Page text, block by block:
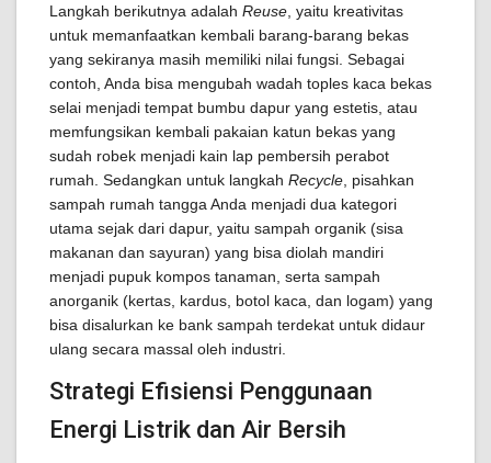
Langkah berikutnya adalah Reuse , yaitu kreativitas
untuk memanfaatkan kembali barang-barang bekas
yang sekiranya masih memiliki nilai fungsi. Sebagai
contoh, Anda bisa mengubah wadah toples kaca bekas
selai menjadi tempat bumbu dapur yang estetis, atau
memfungsikan kembali pakaian katun bekas yang
sudah robek menjadi kain lap pembersih perabot
rumah. Sedangkan untuk langkah Recycle , pisahkan
sampah rumah tangga Anda menjadi dua kategori
utama sejak dari dapur, yaitu sampah organik (sisa
makanan dan sayuran) yang bisa diolah mandiri
menjadi pupuk kompos tanaman, serta sampah
anorganik (kertas, kardus, botol kaca, dan logam) yang
bisa disalurkan ke bank sampah terdekat untuk didaur
ulang secara massal oleh industri.
Strategi Efisiensi Penggunaan
Energi Listrik dan Air Bersih